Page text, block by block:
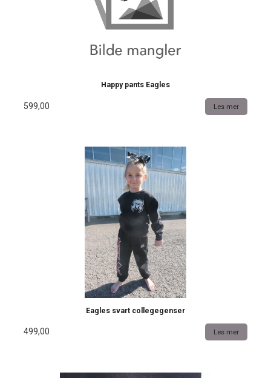
Happy pants Eagles
599,00 Les mer
Eagles svart collegegenser
499,00 Les mer